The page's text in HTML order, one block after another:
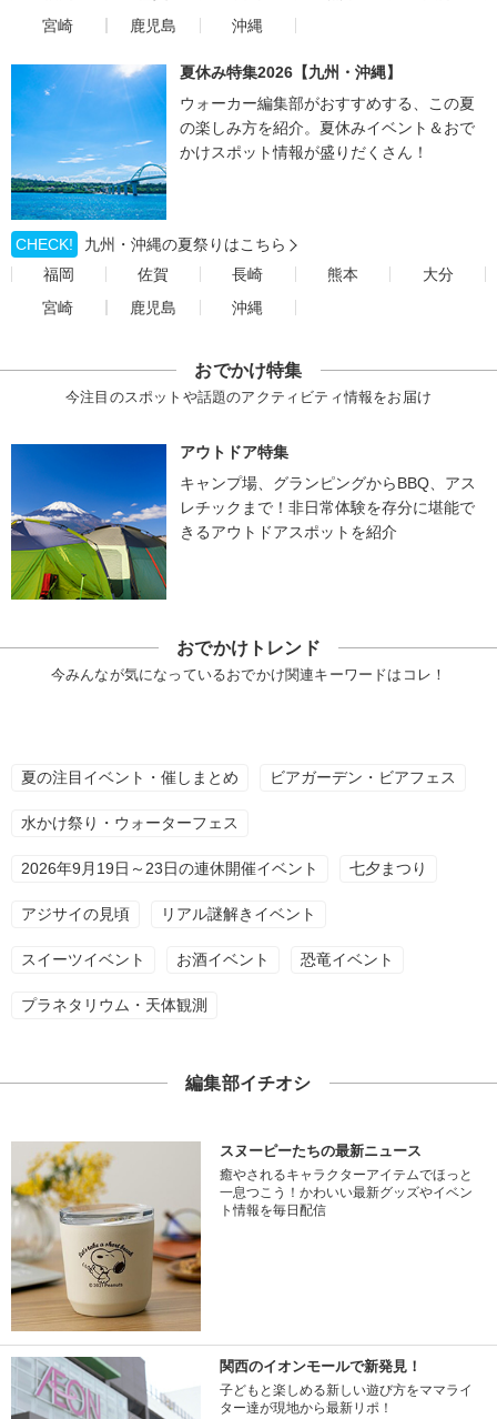
宮崎
鹿児島 沖縄
夏休み特集2026【九州・沖縄】
ウォーカー編集部がおすすめする、この夏
の楽しみ方を紹介。夏休みイベント＆おで
かけスポット情報が盛りだくさん！
CHECK!
九州・沖縄の夏祭りはこちら
福岡
佐賀 長崎 熊本
大分
宮崎
鹿児島 沖縄
おでかけ特集
今注目のスポットや話題のアクティビティ情報をお届け
アウトドア特集
キャンプ場、グランピングからBBQ、アス
レチックまで！非日常体験を存分に堪能で
きるアウトドアスポットを紹介
おでかけトレンド
今みんなが気になっているおでかけ関連キーワードはコレ！
夏の注目イベント・催しまとめ ビアガーデン・ビアフェス
水かけ祭り・ウォーターフェス
2026年9月19日～23日の連休開催イベント 七夕まつり
アジサイの見頃 リアル謎解きイベント
スイーツイベント お酒イベント 恐竜イベント
プラネタリウム・天体観測
編集部イチオシ
スヌーピーたちの最新ニュース
癒やされるキャラクターアイテムでほっと
一息つこう！かわいい最新グッズやイベン
ト情報を毎日配信
関西のイオンモールで新発見！
子どもと楽しめる新しい遊び方をママライ
ター達が現地から最新リポ！